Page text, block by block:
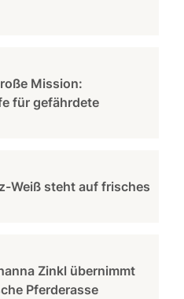
Mission:
für gefährdete
Weiß steht auf frisches
Zinkl übernimmt
Pferderasse